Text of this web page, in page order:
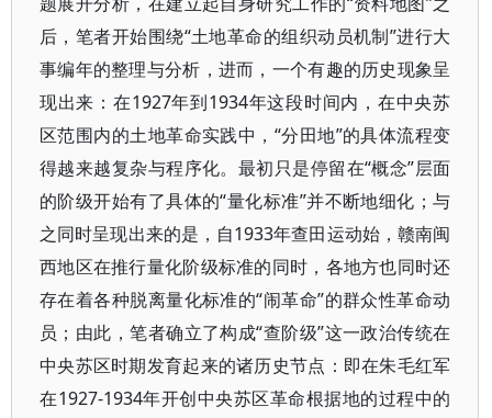
后，笔者开始围绕“土地革命的组织动员机制”进行大
事编年的整理与分析，进而，一个有趣的历史现象呈
现出来：在1927年到1934年这段时间内，在中央苏
区范围内的土地革命实践中，“分田地”的具体流程变
得越来越复杂与程序化。最初只是停留在“概念”层面
的阶级开始有了具体的“量化标准”并不断地细化；与
之同时呈现出来的是，自1933年查田运动始，赣南闽
西地区在推行量化阶级标准的同时，各地方也同时还
存在着各种脱离量化标准的“闹革命”的群众性革命动
员；由此，笔者确立了构成“查阶级”这一政治传统在
中央苏区时期发育起来的诸历史节点：即在朱毛红军
在1927-1934年开创中央苏区革命根据地的过程中的